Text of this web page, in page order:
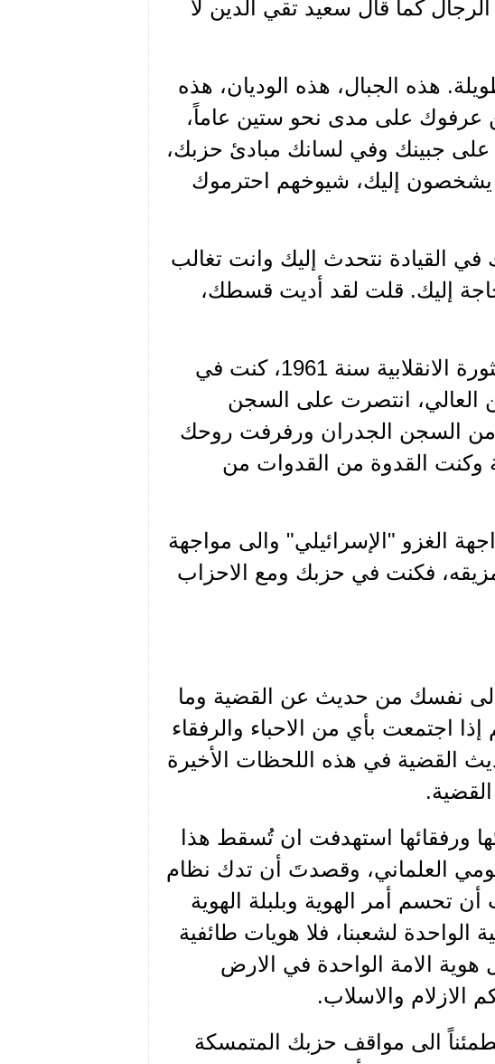
كما قال سعيد تقي الدين لا
هذه الجبال، هذه الوديان، هذه
عرفوك على مدى نحو ستين عاماً،
على جبينك وفي لسانك مبادئ حزبك،
يشخصون إليك، شيوخهم احترموك
القيادة نتحدث إليك وانت تغالب
إليك. قلت لقد أديت قسطك،
ويحضرنا مشهد آخر من مشاهد النضال في الثورة الانقلابية سنة 1961، كنت في
العالي، انتصرت على السجن
من السجن الجدران ورفرفت روحك
وكنت القدوة من القدوات من
الغزو "الإسرائيلي" والى مواجهة
فكنت في حزبك ومع الاحزاب
نفسك من حديث عن القضية وما
اجتمعت بأي من الاحباء والرفقاء
القضية في هذه اللحظات الأخيرة
ورفقائها استهدفت ان تُسقط هذا
العلماني، وقصدتَ أن تدك نظام
تحسم أمر الهوية وبلبلة الهوية
الواحدة لشعبنا، فلا هويات طائفية
هوية الامة الواحدة في الارض
الازلام والاسلاب.
الى مواقف حزبك المتمسكة